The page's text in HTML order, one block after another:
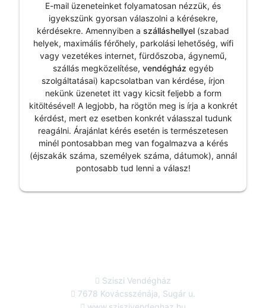
E-mail üzeneteinket folyamatosan nézzük, és
igyekszünk gyorsan válaszolni a kérésekre,
kérdésekre. Amennyiben a szálláshellyel (szabad
helyek, maximális férőhely, parkolási lehetőség, wifi
vagy vezetékes internet, fürdőszoba, ágynemű,
szállás megközelítése, vendégház egyéb
szolgáltatásai) kapcsolatban van kérdése, írjon
nekünk üzenetet itt vagy kicsit feljebb a form
kitöltésével! A legjobb, ha rögtön meg is írja a konkrét
kérdést, mert ez esetben konkrét válasszal tudunk
reagálni. Árajánlat kérés esetén is természetesen
minél pontosabban meg van fogalmazva a kérés
(éjszakák száma, személyek száma, dátumok), annál
pontosabb tud lenni a válasz!
Sziszi Vendégház
7678 Kovácsszénája, Sugár u.